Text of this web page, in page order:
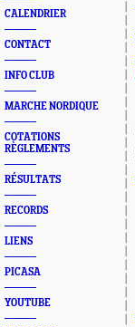
CALENDRIER
CONTACT
INFO CLUB
MARCHE NORDIQUE
COTATIONS
RÈGLEMENTS
RÉSULTATS
RECORDS
LIENS
PICASA
YOUTUBE